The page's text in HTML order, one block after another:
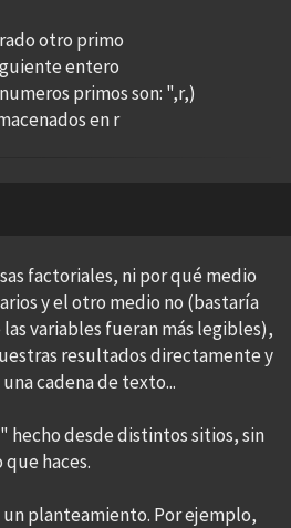
otro primo
entero
primos son: ",r,)
en r
factoriales, ni por qué medio
y el otro medio no (bastaría
variables fueran más legibles),
resultados directamente y
cadena de texto...
hecho desde distintos sitios, sin
haces.
planteamiento. Por ejemplo,